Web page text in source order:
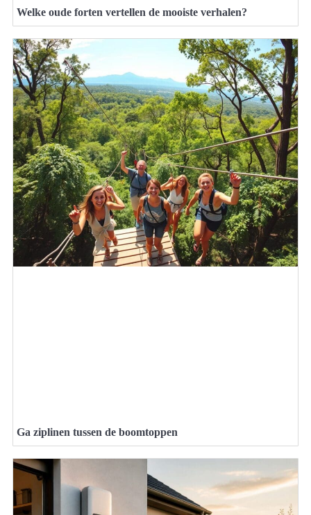
Welke oude forten vertellen de mooiste verhalen?
Ga ziplinen tussen de boomtoppen